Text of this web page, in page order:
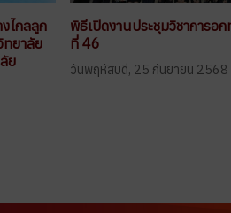
ไกลลูก
ยาลัย
ย
พิธีเปิดงานประชุมวิชาการอ
ที่ 46
วันพฤหัสบดี, 25 กันยายน